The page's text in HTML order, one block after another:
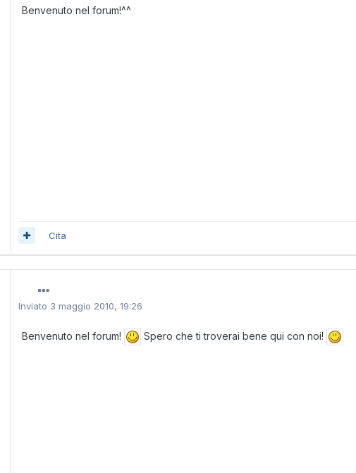
Benvenuto nel forum!^^
Cita
Inviato 3 maggio 2010, 19:26
Benvenuto nel forum! Spero che ti troverai bene qui con noi!